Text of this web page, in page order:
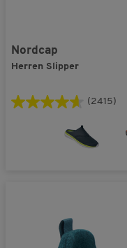
Nordcap
Herren Slipper
(2415)